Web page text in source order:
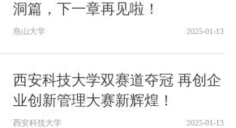
洞篇，下一章再见啦！
燕山大学 2025-01-13
西安科技大学双赛道夺冠 再创企
业创新管理大赛新辉煌！
西安科技大学 2025-01-13